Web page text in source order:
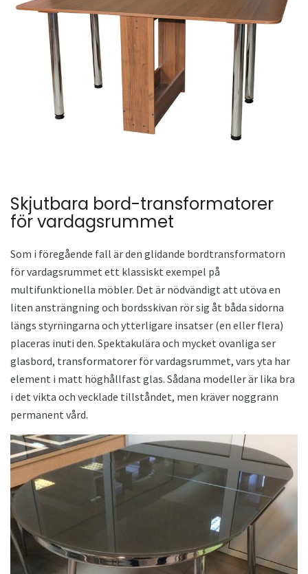
Skjutbara bord-transformatorer
för vardagsrummet
Som i föregående fall är den glidande bordtransformatorn
för vardagsrummet ett klassiskt exempel på
multifunktionella möbler. Det är nödvändigt att utöva en
liten ansträngning och bordsskivan rör sig åt båda sidorna
längs styrningarna och ytterligare insatser (en eller flera)
placeras inuti den. Spektakulära och mycket ovanliga ser
glasbord, transformatorer för vardagsrummet, vars yta har
element i matt höghållfast glas. Sådana modeller är lika bra
i det vikta och vecklade tillståndet, men kräver noggrann
permanent vård.